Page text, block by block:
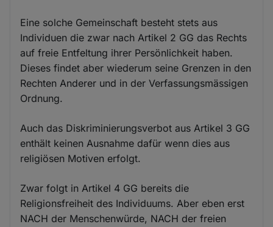
Eine solche Gemeinschaft besteht stets aus
Individuen die zwar nach Artikel 2 GG das Rechts
auf freie Entfeltung ihrer Persönlichkeit haben.
Dieses findet aber wiederum seine Grenzen in den
Rechten Anderer und in der Verfassungsmässigen
Ordnung.
Auch das Diskriminierungsverbot aus Artikel 3 GG
enthält keinen Ausnahme dafür wenn dies aus
religiösen Motiven erfolgt.
Zwar folgt in Artikel 4 GG bereits die
Religionsfreiheit des Individuums. Aber eben erst
NACH der Menschenwürde, NACH der freien